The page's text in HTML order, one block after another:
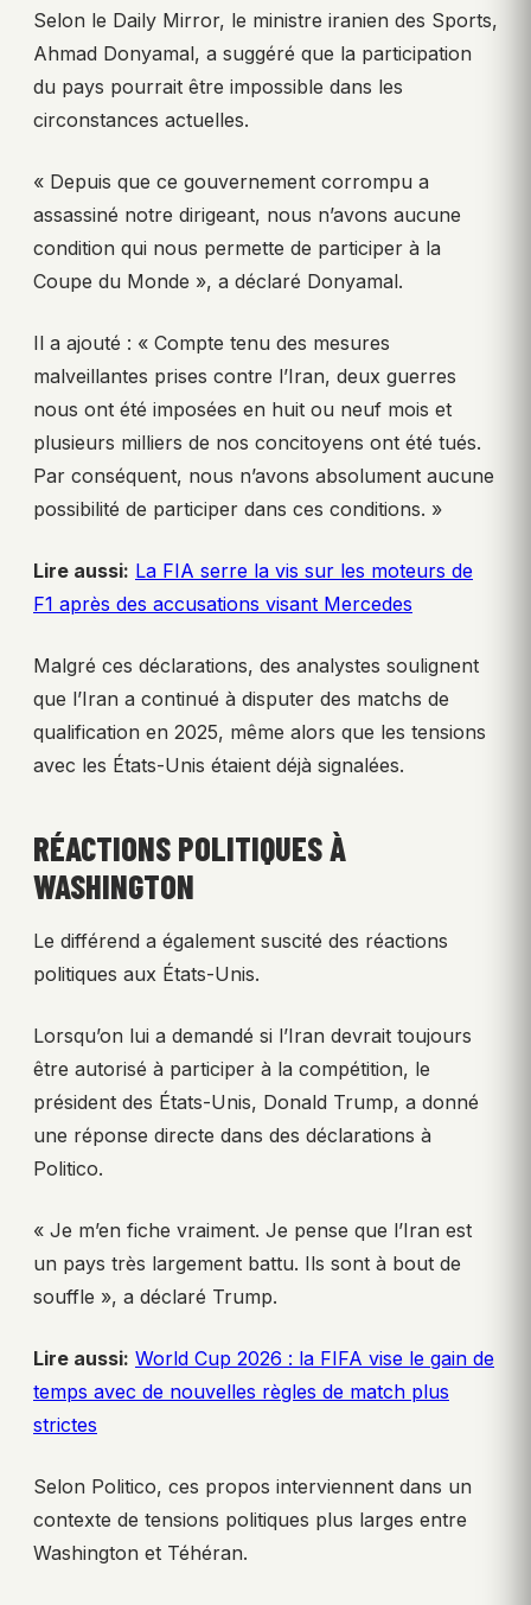
Selon le Daily Mirror, le ministre iranien des Sports,
Ahmad Donyamal, a suggéré que la participation
du pays pourrait être impossible dans les
circonstances actuelles.
« Depuis que ce gouvernement corrompu a
assassiné notre dirigeant, nous n’avons aucune
condition qui nous permette de participer à la
Coupe du Monde », a déclaré Donyamal.
Il a ajouté : « Compte tenu des mesures
malveillantes prises contre l’Iran, deux guerres
nous ont été imposées en huit ou neuf mois et
plusieurs milliers de nos concitoyens ont été tués.
Par conséquent, nous n’avons absolument aucune
possibilité de participer dans ces conditions. »
Lire aussi: La FIA serre la vis sur les moteurs de
F1 après des accusations visant Mercedes
Malgré ces déclarations, des analystes soulignent
que l’Iran a continué à disputer des matchs de
qualification en 2025, même alors que les tensions
avec les États-Unis étaient déjà signalées.
RÉACTIONS POLITIQUES À
WASHINGTON
Le différend a également suscité des réactions
politiques aux États-Unis.
Lorsqu’on lui a demandé si l’Iran devrait toujours
être autorisé à participer à la compétition, le
président des États-Unis, Donald Trump, a donné
une réponse directe dans des déclarations à
Politico.
« Je m’en fiche vraiment. Je pense que l’Iran est
un pays très largement battu. Ils sont à bout de
souffle », a déclaré Trump.
Lire aussi: World Cup 2026 : la FIFA vise le gain de
temps avec de nouvelles règles de match plus
strictes
Selon Politico, ces propos interviennent dans un
contexte de tensions politiques plus larges entre
Washington et Téhéran.